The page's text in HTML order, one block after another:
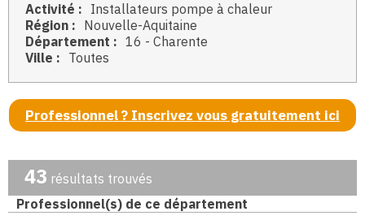
Activité : Installateurs pompe à chaleur
Région : Nouvelle-Aquitaine
Département : 16 - Charente
Ville : Toutes
Professionnel ? Inscrivez vous gratuitement ici
43 résultats trouvés
Professionnel(s) de ce département